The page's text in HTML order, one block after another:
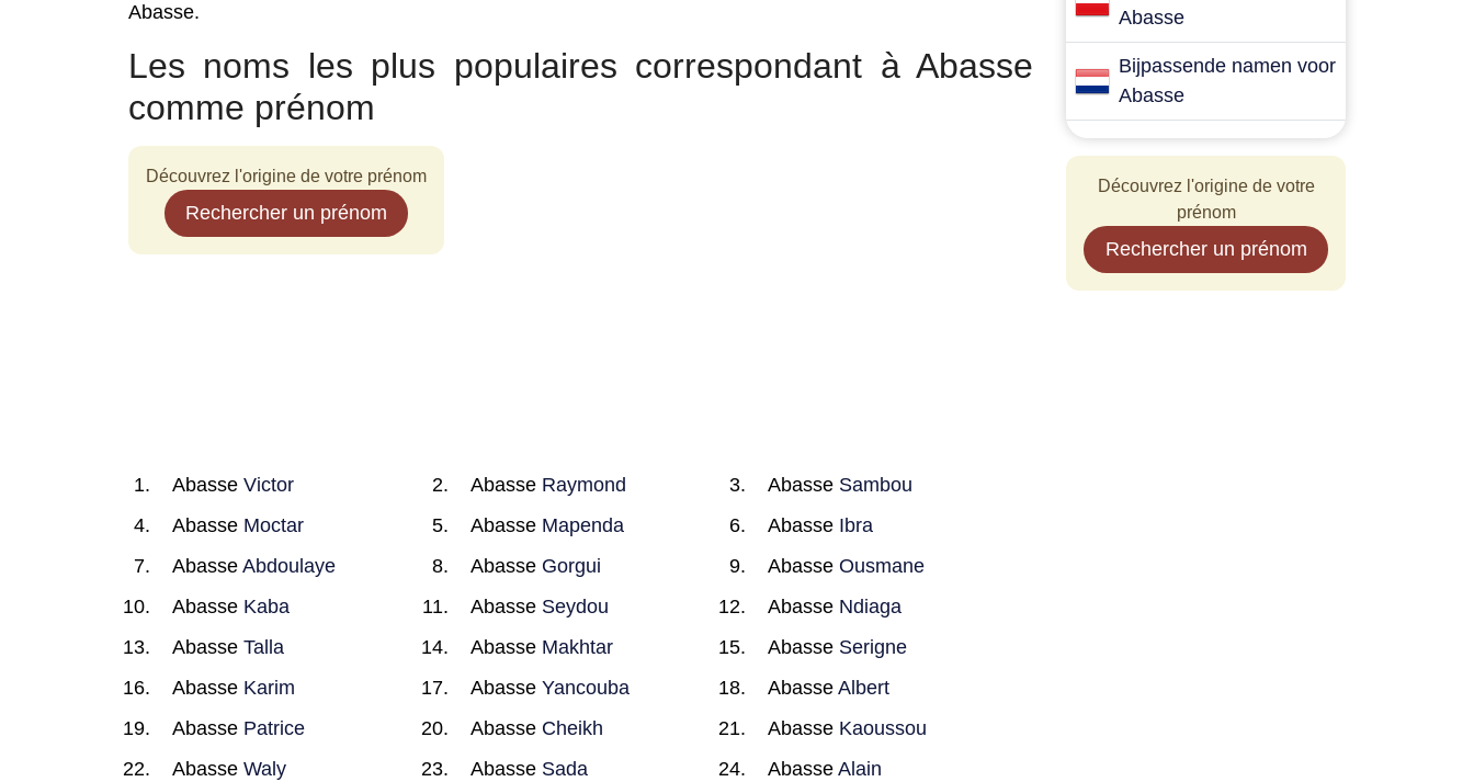
Abasse.
Les noms les plus populaires correspondant à Abasse
comme prénom
Découvrez l'origine de votre prénom
Rechercher un prénom
Abasse Victor Abasse Raymond Abasse Sambou
Abasse Moctar Abasse Mapenda Abasse Ibra
Abasse Abdoulaye Abasse Gorgui AbasseOusmane
Abasse Kaba Abasse Seydou Abasse Ndiaga
Abasse Talla Abasse Makhtar Abasse Serigne
Abasse Karim Abasse Yancouba AbasseAlbert
Abasse Patrice Abasse Cheikh Abasse Kaoussou
Abasse Waly Abasse Sada AbasseAlain
Abasse
Bijpassende namen voor
Abasse
Découvrez l'origine de votre
prénom
Rechercher un prénom